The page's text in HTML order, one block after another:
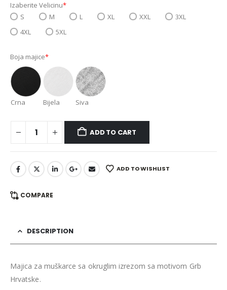
Izaberite Velicinu*
S
M L XL XXL
3XL
4XL
5XL
Boja majice*
Crna Bijela Siva
ADD TO CART
ADD TO WISHLIST
COMPARE
DESCRIPTION
Majica za muškarce sa okruglim izrezom sa motivom Grb
Hrvatske.